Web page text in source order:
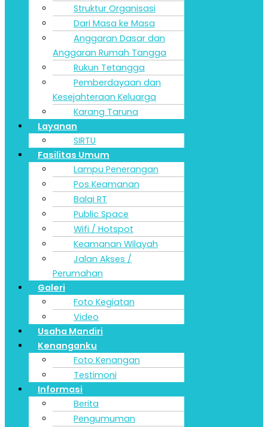
Struktur Organisasi
Dari Masa ke Masa
Anggaran Dasar dan
Anggaran Rumah Tangga
Rukun Tetangga
Pemberdayaan dan
Kesejahteraan Keluarga
Karang Taruna
Layanan
SIRTU
Fasilitas Umum
Lampu Penerangan
Pos Keamanan
Balai RT
Public Space
Wifi / Hotspot
Keamanan Wilayah
Jalan Akses /
Perumahan
Galeri
Foto Kegiatan
Video
Usaha Mandiri
Kenanganku
Foto Kenangan
Testimoni
Informasi
Berita
Pengumuman